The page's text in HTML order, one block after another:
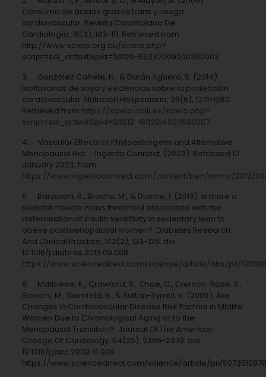
Consumo de ácidos grasos trans y riesgo
cardiovascular. Revista Colombiana De
Cardiología, 16(3), 103-111. Retrieved from
http://www.scielo.org.co/scielo.php?
script=sci_arttext&pid=S0120-56332009000300003
3. González Cañete, N., & Durán Agüero, S. (2014).
Isoflavonas de soya y evidencias sobre la protección
cardiovascular. Nutrición Hospitalaria, 29(6), 1271-1282.
Retrieved from https://scielo.isciii.es/scielo.php?
script=sci_arttext&pid=S0212-16112014000600007
4. Vascular Effects of Phytoestrogens and Alternative
Menopausal Hor…: Ingenta Connect. (2023). Retrieved 12
January 2023, from
https://www.ingentaconnect.com/content/ben/mrmc/2012/
5. Barsalani, R., Brochu, M., & Dionne, I. (2013). Is there a
skeletal muscle mass threshold associated with the
deterioration of insulin sensitivity in sedentary lean to
obese postmenopausal women?. Diabetes Research
And Clinical Practice, 102(2), 123-128. doi:
10.1016/j.diabres.2013.09.008
https://www.sciencedirect.com/science/article/abs/pii/
6. Matthews, K., Crawford, S., Chae, C., Everson-Rose, S.,
Sowers, M., Sternfeld, B., & Sutton-Tyrrell, K. (2009). Are
Changes in Cardiovascular Disease Risk Factors in Midlife
Women Due to Chronological Aging or to the
Menopausal Transition?. Journal Of The American
College Of Cardiology, 54(25), 2366-2373. doi:
10.1016/j.jacc.2009.10.009
https://www.sciencedirect.com/science/article/pii/